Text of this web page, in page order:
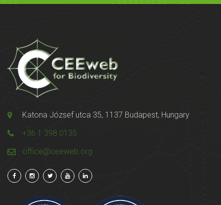
Katona József utca 35, 1137 Budapest, Hungary
+36 1 398 0135
office@ceeweb.org